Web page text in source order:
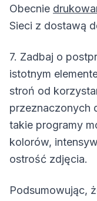
Obecnie
Sieci z dostawą
7. Zadbaj o
istotnym
stroń od
przeznaczonych
takie programy
kolorów,
ostrość zdjęcia.
Podsumowując,